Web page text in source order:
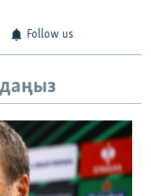
Follow us